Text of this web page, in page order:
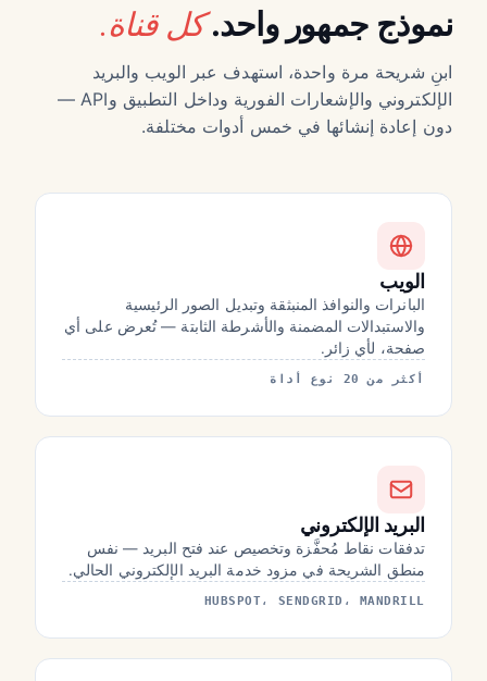
نموذج جمهور واحد.كل قناة.
ابنِ شريحة مرة واحدة، استهدف عبر الويب والبريد
الإلكتروني والإشعارات الفورية وداخل التطبيق وAPI —
دون إعادة إنشائها في خمس أدوات مختلفة.
الويب
البانرات والنوافذ المنبثقة وتبديل الصور الرئيسية
والاستبدالات المضمنة والأشرطة الثابتة — تُعرض على أي
صفحة، لأي زائر.
أكثر من 20 نوع أداة
البريد الإلكتروني
تدفقات نقاط مُحفَّزة وتخصيص عند فتح البريد — نفس
منطق الشريحة في مزود خدمة البريد الإلكتروني الحالي.
HUBSPOT، SENDGRID، MANDRILL